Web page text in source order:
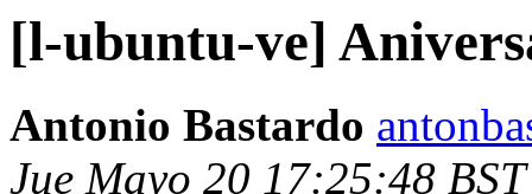
[l-ubuntu-ve]
Antonio Bastardo
Jue Mayo 20 17:25:48